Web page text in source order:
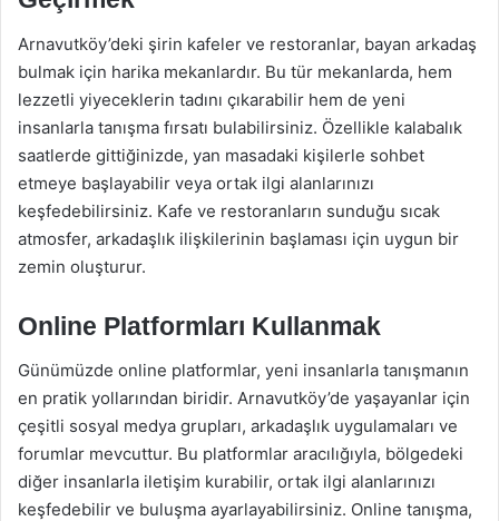
Arnavutköy’deki şirin kafeler ve restoranlar, bayan arkadaş
bulmak için harika mekanlardır. Bu tür mekanlarda, hem
lezzetli yiyeceklerin tadını çıkarabilir hem de yeni
insanlarla tanışma fırsatı bulabilirsiniz. Özellikle kalabalık
saatlerde gittiğinizde, yan masadaki kişilerle sohbet
etmeye başlayabilir veya ortak ilgi alanlarınızı
keşfedebilirsiniz. Kafe ve restoranların sunduğu sıcak
atmosfer, arkadaşlık ilişkilerinin başlaması için uygun bir
zemin oluşturur.
Online Platformları Kullanmak
Günümüzde online platformlar, yeni insanlarla tanışmanın
en pratik yollarından biridir. Arnavutköy’de yaşayanlar için
çeşitli sosyal medya grupları, arkadaşlık uygulamaları ve
forumlar mevcuttur. Bu platformlar aracılığıyla, bölgedeki
diğer insanlarla iletişim kurabilir, ortak ilgi alanlarınızı
keşfedebilir ve buluşma ayarlayabilirsiniz. Online tanışma,